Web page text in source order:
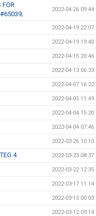
2022-04-26 09:44
2022-04-19 22:07
2022-04-19 19:40
2022-04-15 20:46
2022-04-13 06:33
2022-04-07 16:22
2022-04-05 11:49
2022-04-04 15:20
2022-04-04 07:46
2022-03-26 10:10
4 2022-03-23 08:37
2022-03-22 12:35
2022-03-17 11:14
2022-03-15 00:03
2022-03-12 09:14